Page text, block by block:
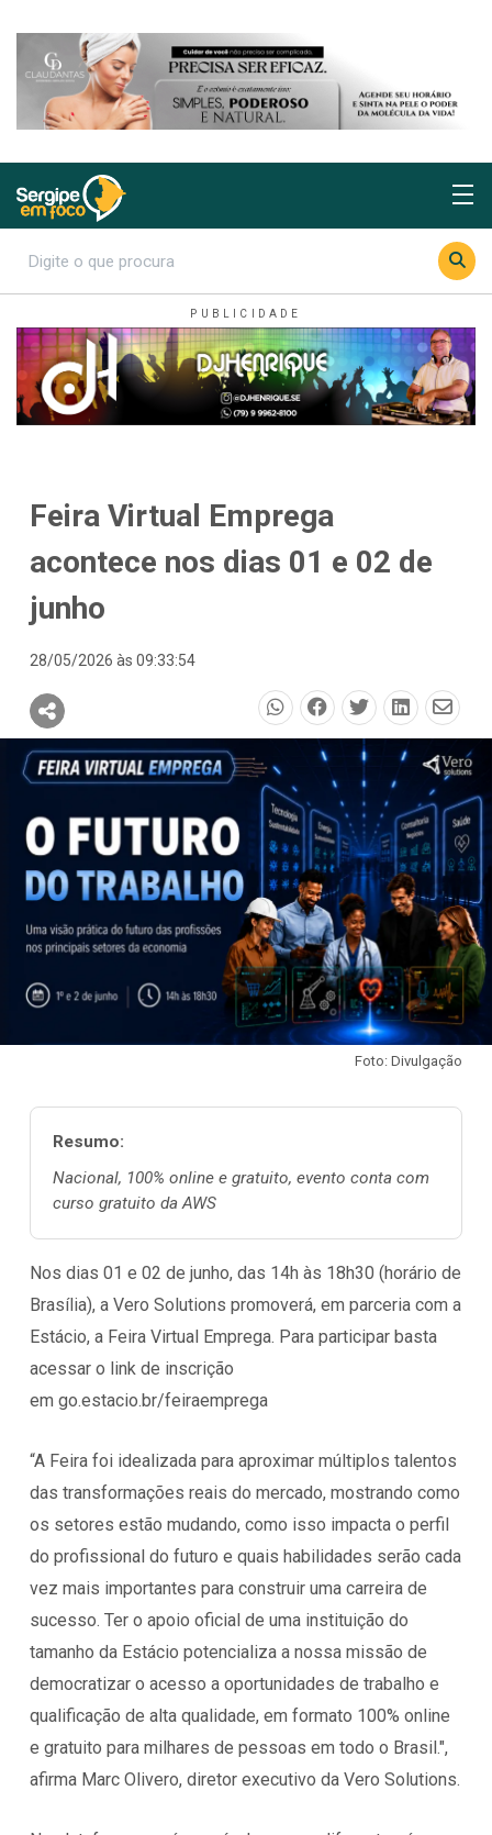
Feira Virtual Emprega
acontece nos dias 01 e 02 de
junho
28/05/2026 às 09:33:54
Foto: Divulgação
Resumo:
Nacional, 100% online e gratuito, evento conta com
curso gratuito da AWS
Nos dias 01 e 02 de junho, das 14h às 18h30 (horário de
Brasília), a Vero Solutions promoverá, em parceria com a
Estácio, a Feira Virtual Emprega. Para participar basta
acessar o link de inscrição
em go.estacio.br/feiraemprega
“A Feira foi idealizada para aproximar múltiplos talentos
das transformações reais do mercado, mostrando como
os setores estão mudando, como isso impacta o perfil
do profissional do futuro e quais habilidades serão cada
vez mais importantes para construir uma carreira de
sucesso. Ter o apoio oficial de uma instituição do
tamanho da Estácio potencializa a nossa missão de
democratizar o acesso a oportunidades de trabalho e
qualificação de alta qualidade, em formato 100% online
e gratuito para milhares de pessoas em todo o Brasil.",
afirma Marc Olivero, diretor executivo da Vero Solutions.